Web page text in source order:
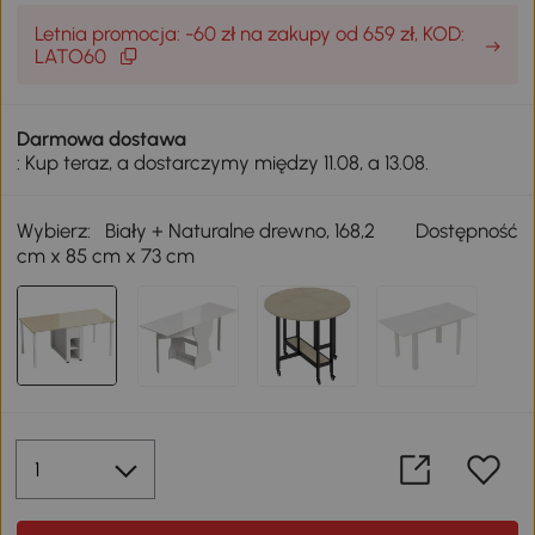
Letnia promocja: -60 zł na zakupy od 659 zł, KOD:
LATO60
Darmowa dostawa
: Kup teraz, a dostarczymy między 11.08, a 13.08.
Wybierz:
Biały + Naturalne drewno, 168,2
cm x 85 cm x 73 cm
Dostępność